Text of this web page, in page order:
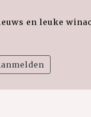
en leuke